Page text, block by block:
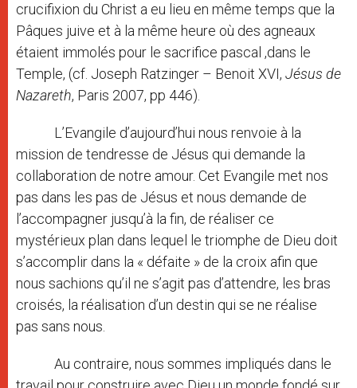
crucifixion du Christ a eu lieu en même temps que la
Pâques juive et à la même heure où des agneaux
étaient immolés pour le sacrifice pascal ,dans le
Temple, (cf. Joseph Ratzinger – Benoit XVI, Jésus de
Nazareth, Paris 2007, pp 446).
L’Evangile d’aujourd’hui nous renvoie à la
mission de tendresse de Jésus qui demande la
collaboration de notre amour. Cet Evangile met nos
pas dans les pas de Jésus et nous demande de
l’accompagner jusqu’à la fin, de réaliser ce
mystérieux plan dans lequel le triomphe de Dieu doit
s’accomplir dans la « défaite » de la croix afin que
nous sachions qu’il ne s’agit pas d’attendre, les bras
croisés, la réalisation d’un destin qui se ne réalise
pas sans nous.
Au contraire, nous sommes impliqués dans le